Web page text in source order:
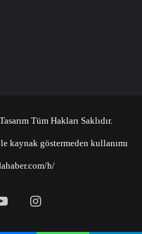
Tüm Hakları Saklıdır.
kaynak göstermeden kullanımı
h/
YouTubeInstagram